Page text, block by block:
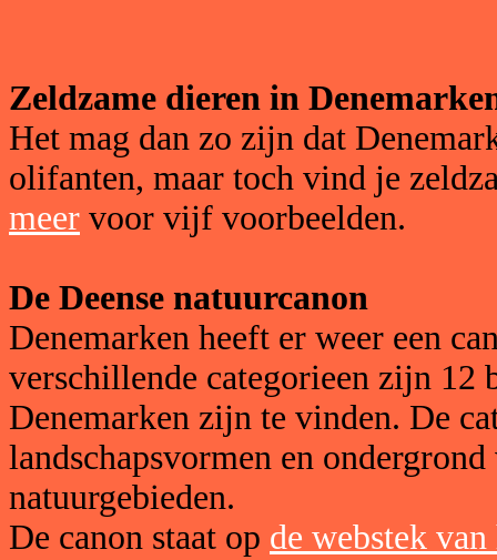
Zeldzame dieren in
Het mag dan zo zijn dat
olifanten, maar toch vind je
meer voor vijf voorbeelden.
De Deense natuurcanon
Denemarken heeft er weer een
verschillende categorieen zijn 12
Denemarken zijn te vinden. De
landschapsvormen en
natuurgebieden.
De canon staat op de webstek van